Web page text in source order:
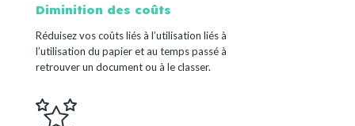
Diminition des coûts
Réduisez vos coûts liés à l’utilisation liés à
l’utilisation du papier et au temps passé à
retrouver un document ou à le classer.